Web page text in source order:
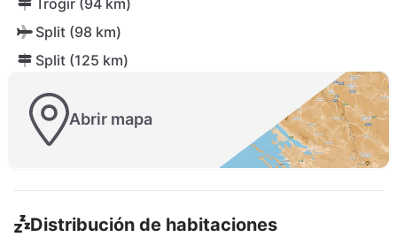
Trogir (94 km)
Split (98 km)
Split (125 km)
Abrir mapa
Distribución de habitaciones